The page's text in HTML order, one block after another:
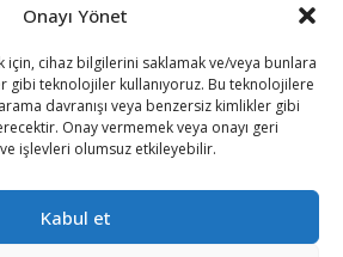
Onayı Yönet
için, cihaz bilgilerini saklamak ve/veya bunlara
gibi teknolojiler kullanıyoruz. Bu teknolojilere
davranışı veya benzersiz kimlikler gibi
Onay vermemek veya onayı geri
işlevleri olumsuz etkileyebilir.
Kabul et